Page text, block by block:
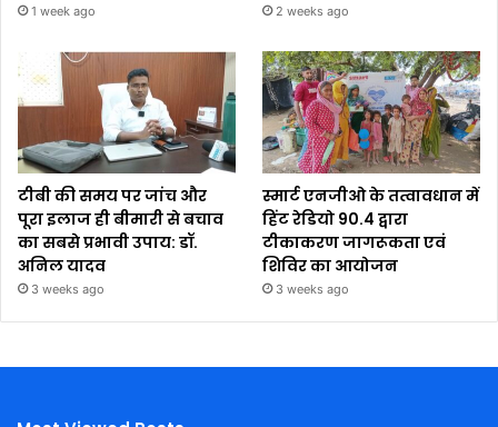
1 week ago 2 weeks ago
टीबी की समय पर जांच और
पूरा इलाज ही बीमारी से बचाव
का सबसे प्रभावी उपाय: डॉ.
अनिल यादव
3 weeks ago
स्मार्ट एनजीओ के तत्वावधान में
हिंट रेडियो 90.4 द्वारा
टीकाकरण जागरूकता एवं
शिविर का आयोजन
3 weeks ago